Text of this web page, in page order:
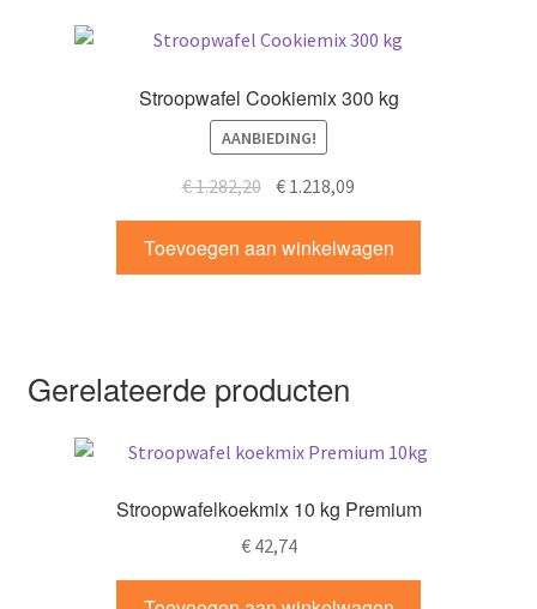
Stroopwafel Cookiemix 300 kg
AANBIEDING!
€1.282,20 Oorspronkelijke
prijs
was:
€ 1.282,20.
€ 1.218,09
prijs
is:
€ 1.218,09.
Toevoegen aan winkelwagen
Gerelateerde producten
Stroopwafelkoekmix 10 kg Premium
€42,74